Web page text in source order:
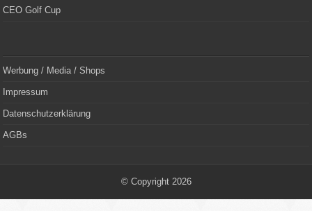
CEO Golf Cup
Werbung / Media / Shops
Impressum
Datenschutzerklärung
AGBs
© Copyright 2026